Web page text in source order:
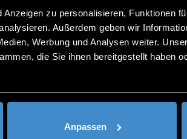
zu personalisieren, Funktionen
Außerdem geben wir
Werbung und Analysen weiter.
die Sie ihnen bereitgestellt haben
Anpassen